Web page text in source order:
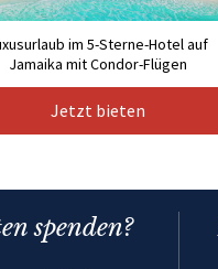
im 5-Sterne-Hotel auf
Jamaika mit Condor-Flügen
Jetzt bieten
spenden?